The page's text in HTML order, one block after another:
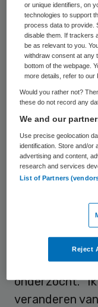
Door
naar eigen
kosten. In
verzekeraar al
waardoor in
elkaar zo’n
vervallen.
Impact
Achmea liet
activiteiten in
Leeuwarden
onderzocht.
veranderen
or unique identifiers, on
technologies to support
process data to provide.
disable them. If trackers
be as relevant to you.
withdraw consent at any
bottom of the webpage.
more details, refer to our
Would you rather not?
these do not record any
We and our
Use precise geolocation
identification. Store and/or
advertising and content,
research and services
List of Partners
Reject